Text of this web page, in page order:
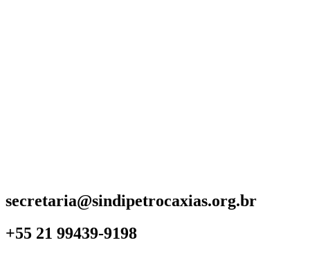
secretaria@sindipetrocaxias.org.br
+55 21 99439-9198